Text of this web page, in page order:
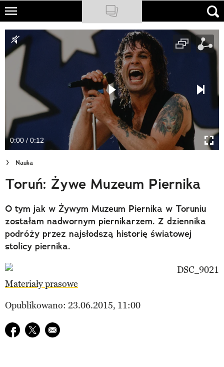
Skip
main
content
NATIONAL GEOGRAPHIC
TRAVELER
PODCASTY
Newsletter
Cuda Polski
Wielki Konkurs Fotograficzny
Trendbook Podróżniczy
Polecane
0:00 / 0:12
Nauka
Toruń: Żywe Muzeum Piernika
O tym jak w Żywym Muzeum Piernika w Toruniu
zostałam nadwornym piernikarzem. Z dziennika
podróży przez najsłodszą historię światowej
stolicy piernika.
Materiały prasowe
Opublikowano: 23.06.2015, 11:00
Udostępnij na facebook
Udostępnij na twitter
E-mail do przyjaciela